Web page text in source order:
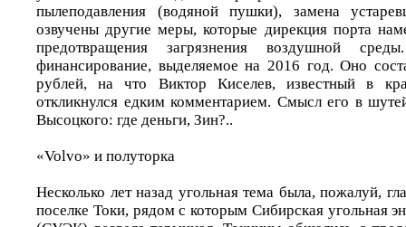
пылеподавления (водяной пушки), замена
озвучены другие меры, которые дирекция порта
предотвращения загрязнения воздушной
финансирование, выделяемое на 2016 год. Оно
рублей, на что Виктор Киселев, известный в
откликнулся едким комментарием. Смысл его в
Высоцкого: где деньги, Зин?..
«Volvo» и полуторка
Несколько лет назад угольная тема была, пожалуй,
поселке Токи, рядом с которым Сибирская угольная